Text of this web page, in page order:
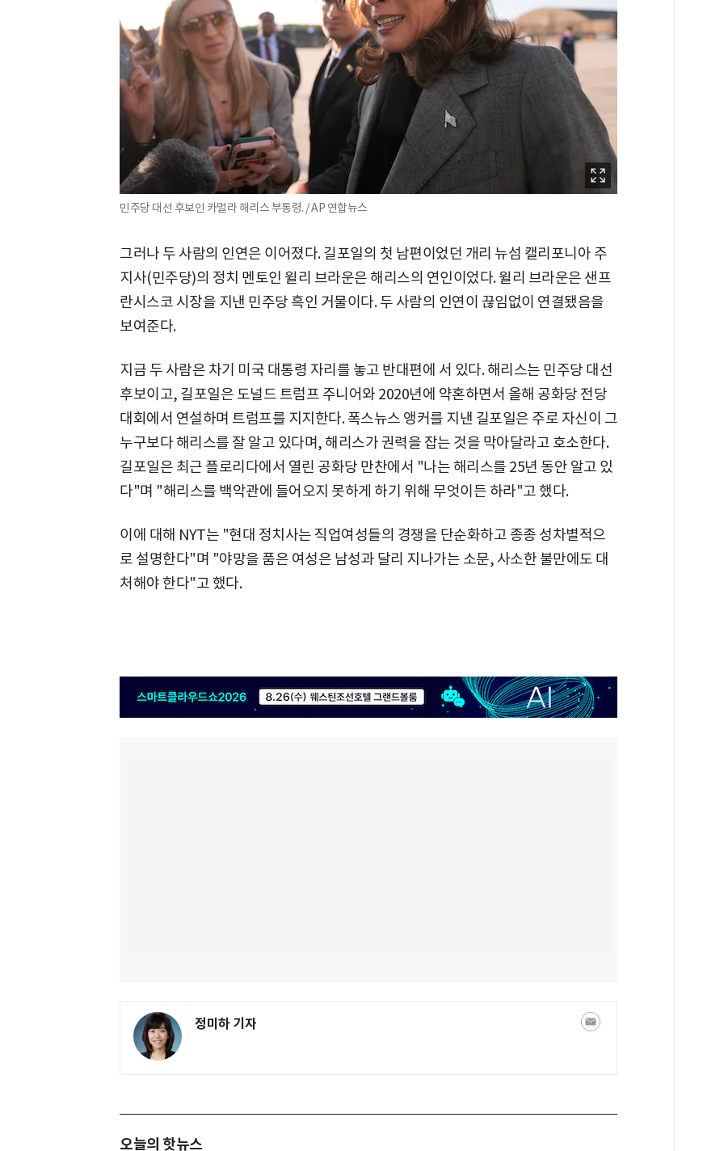
민주당 대선 후보인 카멀라 해리스 부통령. / AP 연합뉴스
그러나 두 사람의 인연은 이어졌다. 길포일의 첫 남편이었던 개리 뉴섬 캘리포니아 주
지사(민주당)의 정치 멘토인 윌리 브라운은 해리스의 연인이었다. 윌리 브라운은 샌프
란시스코 시장을 지낸 민주당 흑인 거물이다. 두 사람의 인연이 끊임없이 연결됐음을
보여준다.
지금 두 사람은 차기 미국 대통령 자리를 놓고 반대편에 서 있다. 해리스는 민주당 대선
후보이고, 길포일은 도널드 트럼프 주니어와 2020년에 약혼하면서 올해 공화당 전당
대회에서 연설하며 트럼프를 지지한다. 폭스뉴스 앵커를 지낸 길포일은 주로 자신이 그
누구보다 해리스를 잘 알고 있다며, 해리스가 권력을 잡는 것을 막아달라고 호소한다.
길포일은 최근 플로리다에서 열린 공화당 만찬에서 "나는 해리스를 25년 동안 알고 있
다"며 "해리스를 백악관에 들어오지 못하게 하기 위해 무엇이든 하라"고 했다.
이에 대해 NYT는 "현대 정치사는 직업여성들의 경쟁을 단순화하고 종종 성차별적으
로 설명한다"며 "야망을 품은 여성은 남성과 달리 지나가는 소문, 사소한 불만에도 대
처해야 한다"고 했다.
정미하 기자
오늘의 핫뉴스